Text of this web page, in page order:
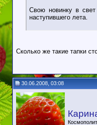
Свою новинку в
наступившего лета.
Сколько же такие тапки
30.06.2008, 03:08
Космополит